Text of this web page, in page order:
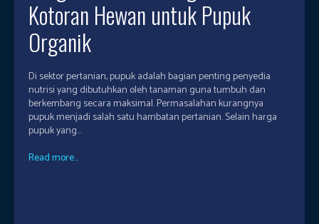
Kotoran Hewan untuk Pupuk
Organik
Di sektor pertanian, pupuk adalah bagian penting penyedia
nutrisi yang dibutuhkan oleh tanaman guna tumbuh dan
berkembang secara maksimal. Permasalahan kurangnya
pupuk menjadi salah satu hambatan pertanian. Selain harga
pupuk yang...
Read more...